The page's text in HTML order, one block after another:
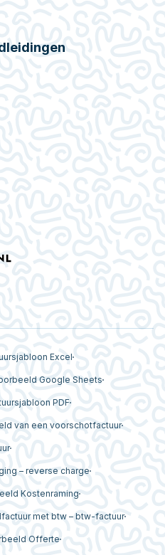
Excel
Google Sheets
PDF
van een voorschotfactuur
– reverse charge
Kostenraming
met btw – btw-factuur
Offerte